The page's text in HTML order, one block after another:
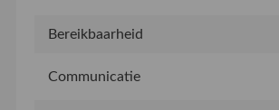
Bereikbaarheid
Communicatie